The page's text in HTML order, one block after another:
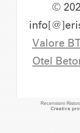
Recensioni
Creativa
©
Valore
Otel